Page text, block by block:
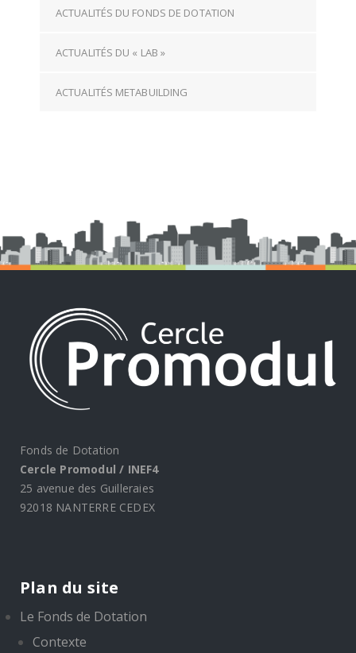
ACTUALITÉS DU FONDS DE DOTATION
ACTUALITÉS DU « LAB »
ACTUALITÉS METABUILDING
Fonds de Dotation
Cercle Promodul / INEF4
25 avenue des Guilleraies
92018 NANTERRE CEDEX
Plan du site
Le Fonds de Dotation
Contexte